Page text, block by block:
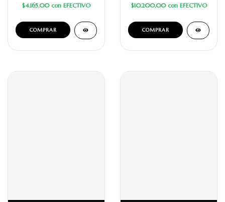
$4.165,00 con EFECTIVO
COMPRAR
$10.200,00 con EFECTIVO
COMPRAR